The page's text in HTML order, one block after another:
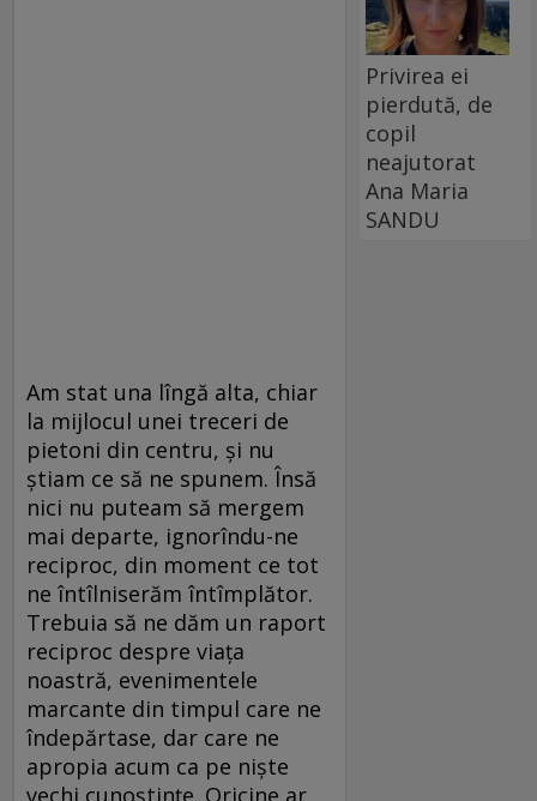
Am stat una lîngă alta, chiar
la mijlocul unei treceri de
pietoni din centru, şi nu
ştiam ce să ne spunem. Însă
nici nu puteam să mergem
mai departe, ignorîndu-ne
reciproc, din moment ce tot
ne întîlniserăm întîmplător.
Trebuia să ne dăm un raport
reciproc despre viaţa
noastră, evenimentele
marcante din timpul care ne
îndepărtase, dar care ne
apropia acum ca pe nişte
vechi cunoştinţe. Oricine ar
Privirea ei
pierdută, de
copil
neajutorat
Ana Maria
SANDU